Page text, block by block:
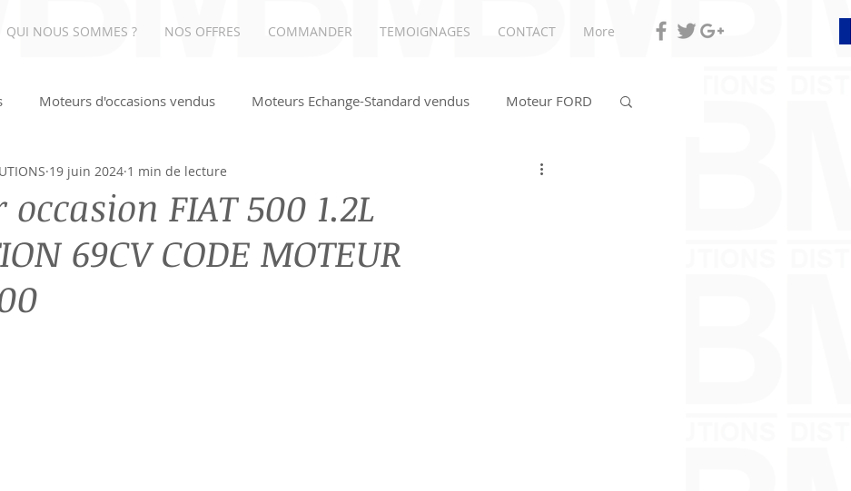
QUI NOUS SOMMES ? NOS OFFRES COMMANDER TEMOIGNAGES CONTACT More
Moteurs d'occasions vendus Moteurs Echange-Standard vendus Moteur FORD
AUDI
FIAT 500 1.2L
69CV CODE MOTEUR
19 juin 2024 1 min de lecture